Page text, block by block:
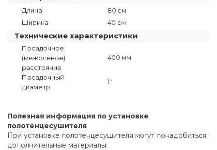
Длина
80 см
Ширина
40 см
Технические характеристики
Посадочное
(межосевое)
расстояние
400 мм
Посадочный
диаметр
1"
Полезная информация по установке
полотенцесушителя
При установке полотенцесушителя могут понадобиться
дополнительные материалы: